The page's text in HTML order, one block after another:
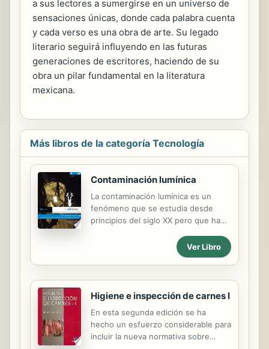
a sus lectores a sumergirse en un universo de
sensaciones únicas, donde cada palabra cuenta
y cada verso es una obra de arte. Su legado
literario seguirá influyendo en las futuras
generaciones de escritores, haciendo de su
obra un pilar fundamental en la literatura
mexicana.
Más libros de la categoría Tecnología
Contaminación lumínica
La contaminación lumínica es un
fenómeno que se estudia desde
principios del siglo XX pero que ha
décadas. Su origen es la iluminación
artificial, que ha modificado las
condiciones naturales nocturnas tal
como las conocíamos. En los
primeros apartados de este libro, se
exponen la problemática, las causas
y los efectos de la contaminación
lumínica y, a continuación, se
describe técnicamente el foco
Ver Libro
Higiene e inspección de carnes I
En esta segunda edición se ha
hecho un esfuerzo considerable para
incluir la nueva normativa sobre